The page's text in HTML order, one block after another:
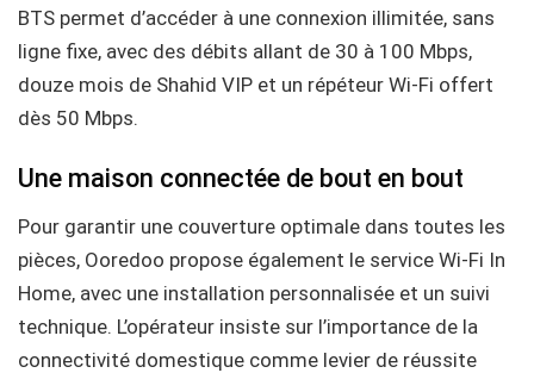
BTS permet d’accéder à une connexion illimitée, sans
ligne fixe, avec des débits allant de 30 à 100 Mbps,
douze mois de Shahid VIP et un répéteur Wi-Fi offert
dès 50 Mbps.
Une maison connectée de bout en bout
Pour garantir une couverture optimale dans toutes les
pièces, Ooredoo propose également le service Wi-Fi In
Home, avec une installation personnalisée et un suivi
technique. L’opérateur insiste sur l’importance de la
connectivité domestique comme levier de réussite